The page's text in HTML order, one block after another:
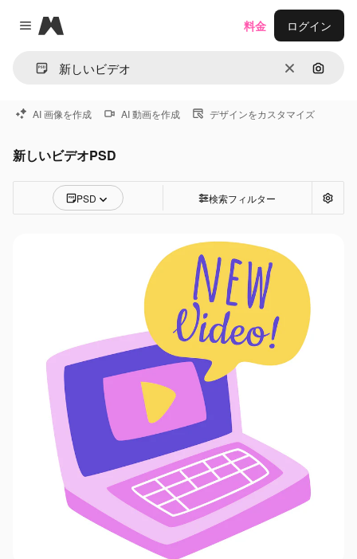
Close menu
Magnific
消去 画像で
料金 ログイン
AI 画像を作成 AI 動画を作成 デザインをカスタマイズ
新しいビデオPSD
PSD 検索フィルター